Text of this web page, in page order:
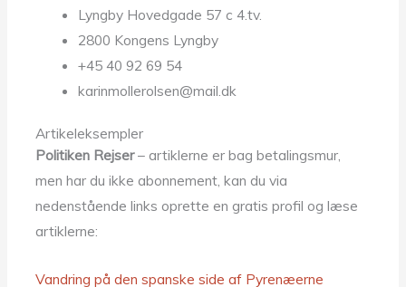
Lyngby Hovedgade 57 c 4.tv.
2800 Kongens Lyngby
+45 40 92 69 54
karinmollerolsen@mail.dk
Artikeleksempler
Politiken Rejser– artiklerne er bag betalingsmur,
men har du ikke abonnement, kan du via
nedenstående links oprette en gratis profil og læse
artiklerne:
Vandring på den spanske side af Pyrenæerne